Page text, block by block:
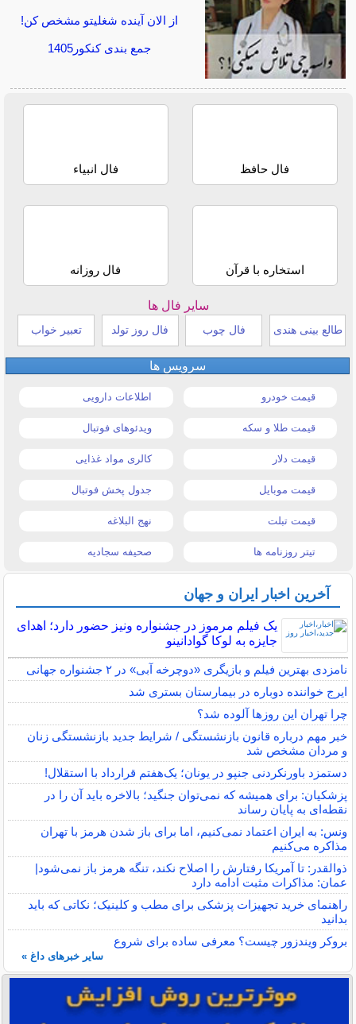
از الان آینده شغلیتو مشخص کن!
جمع بندی کنکور1405
فال حافظ فال انبیاء
استخاره با قرآن فال روزانه
سایر فال ها
طالع بینی هندی فال چوب فال روز تولد تعبیر خواب
سرویس ها
قیمت خودرو اطلاعات دارویی
قیمت طلا و سکه ویدئوهای فوتبال
قیمت دلار کالری مواد غذایی
قیمت موبایل جدول پخش فوتبال
قیمت تبلت نهج البلاغه
تیتر روزنامه ها صحیفه سجادیه
آخرین اخبار ایران و جهان
یک فیلم مرموز در جشنواره ونیز حضور دارد؛ اهدای
جایزه به لوکا گوادانینو
نامزدی بهترین فیلم و بازیگری «دوچرخه آبی» در ۲ جشنواره جهانی
ایرج خواننده دوباره در بیمارستان بستری شد
چرا تهران این روزها آلوده شد؟
خبر مهم درباره قانون بازنشستگی / شرایط جدید بازنشستگی زنان
و مردان مشخص شد
دستمزد باورنکردنی جنپو در یونان؛ یک‌هفتم قرارداد با استقلال!
پزشکیان: برای همیشه که نمی‌توان جنگید؛ بالاخره باید آن را در
نقطه‌ای به پایان رساند
ونس: به ایران اعتماد نمی‌کنیم، اما برای باز شدن هرمز با تهران
مذاکره می‌کنیم
ذوالقدر: تا آمریکا رفتارش را اصلاح نکند، تنگه هرمز باز نمی‌شود|
عمان: مذاکرات مثبت ادامه دارد
راهنمای خرید تجهیزات پزشکی برای مطب و کلینیک؛ نکاتی که باید
بدانید
بروکر ویندزور چیست؟ معرفی ساده برای شروع
سایر خبرهای داغ »